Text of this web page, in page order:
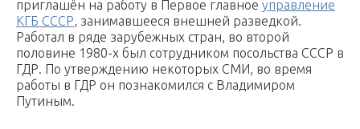
приглашён на работу в Первое главное управление
КГБ СССР, занимавшееся внешней разведкой.
Работал в ряде зарубежных стран, во второй
половине 1980-х был сотрудником посольства СССР в
ГДР. По утверждению некоторых СМИ, во время
работы в ГДР он познакомился с Владимиром
Путиным.